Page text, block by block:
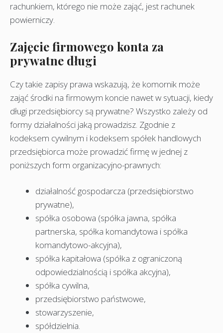
rachunkiem, którego nie może zająć, jest rachunek
powierniczy.
Zajęcie firmowego konta za
prywatne długi
Czy takie zapisy prawa wskazują, że komornik może
zająć środki na firmowym koncie nawet w sytuacji, kiedy
długi przedsiębiorcy są prywatne? Wszystko zależy od
formy działalności jaką prowadzisz. Zgodnie z
kodeksem cywilnym i kodeksem spółek handlowych
przedsiębiorca może prowadzić firmę w jednej z
poniższych form organizacyjno-prawnych:
działalność gospodarcza (przedsiębiorstwo
prywatne),
spółka osobowa (spółka jawna, spółka
partnerska, spółka komandytowa i spółka
komandytowo-akcyjna),
spółka kapitałowa (spółka z ograniczoną
odpowiedzialnością i spółka akcyjna),
spółka cywilna,
przedsiębiorstwo państwowe,
stowarzyszenie,
spółdzielnia.